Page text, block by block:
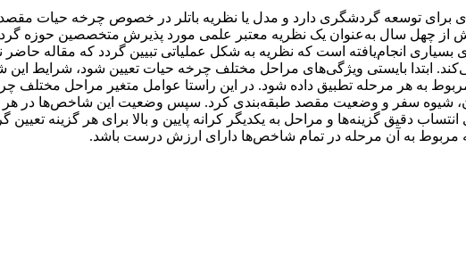
برای توسعه گردشگری دارد و مدل یا نظریه باتلر در خصوص چرخه حیات مقصد
بیش از چهل سال به‌عنوان یک نظریه معتبر علمی مورد پذیرش متخصصین حوزه
انجام‌یافته است که نظریه به شکل عملیاتی تبیین گردد که مقاله حاضر
ابتدا بایستی ویژگی‌های مراحل مختلف چرخه حیات تعیین شود، شرایط
به هر مرحله تطبیق داده شود. در این راستا عوامل متغیر مراحل
شیوه سفر و وضعیت مقصد طبقه‌بندی کرد. سپس وضعیت این شاخص‌ها در هر
دقیق گزینه‌ها و مراحل به یکدیگر کرانه پایین و بالا برای هر گزینه تعیین
مربوط به آن مرحله در تمام شاخص‌ها دارای ارزش درست باشد.